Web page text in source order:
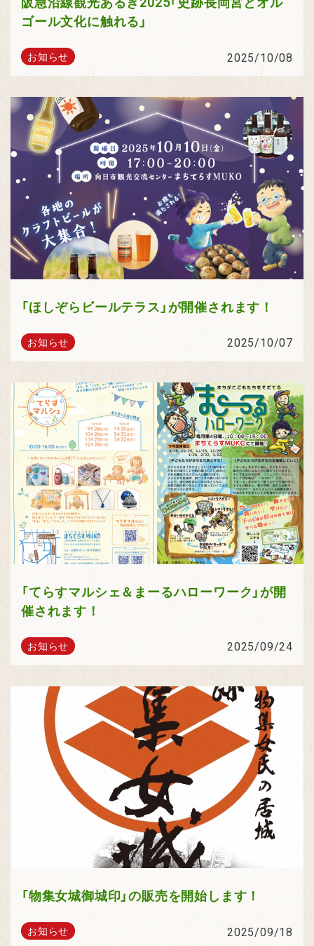
ゴール文化に触れる」
お知らせ 2025/10/08
「ほしぞらビールテラス」が開催されます！
お知らせ 2025/10/07
「てらすマルシェ＆まーるハローワーク」が開
催されます！
お知らせ 2025/09/24
「物集女城御城印」の販売を開始します！
お知らせ 2025/09/18